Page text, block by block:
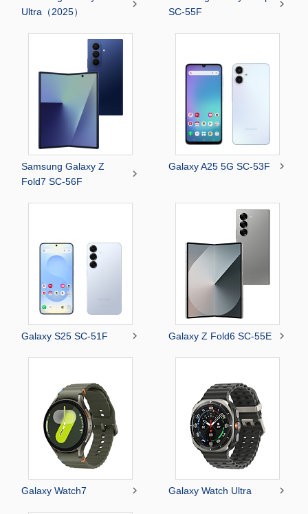
Ultra（2025）

SC-55F

Samsung Galaxy Z
Fold7 SC-56F

Galaxy A25 5G SC-53F 
Galaxy S25 SC-51F  Galaxy Z Fold6 SC-55E 
Galaxy Watch7  Galaxy Watch Ultra 